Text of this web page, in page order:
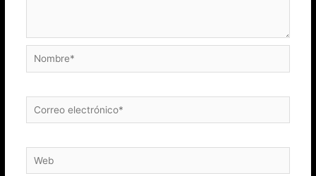
Nombre*
Correo
electrónico*
Web